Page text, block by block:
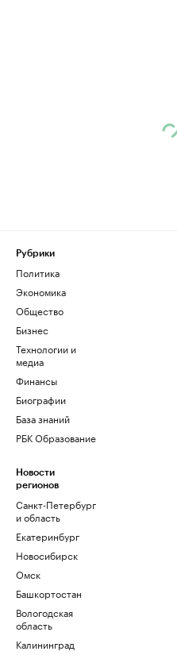
Рубрики
Политика
Экономика
Общество
Бизнес
Технологии и
медиа
Финансы
Биографии
База знаний
РБК Образование
Новости
регионов
Санкт-Петербург
и область
Екатеринбург
Новосибирск
Омск
Башкортостан
Вологодская
область
Калининград